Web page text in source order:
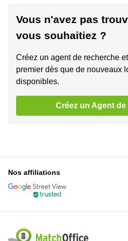
Vous n'avez pas
vous souhaitiez ?
Créez un agent de recherche
premier dès que de nouveaux
disponibles.
Créez un Agent
Nos affiliations